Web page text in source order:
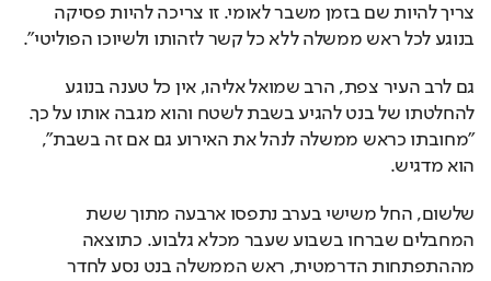
צריך להיות שם בזמן משבר לאומי. זו צריכה להיות פסיקה
בנוגע לכל ראש ממשלה ללא כל קשר לזהותו ולשיוכו הפוליטי".
גם לרב העיר צפת, הרב שמואל אליהו, אין כל טענה בנוגע
להחלטתו של בנט להגיע בשבת לשטח והוא מגבה אותו על כך.
"מחובתו כראש ממשלה לנהל את האירוע גם אם זה בשבת",
הוא מדגיש.
שלשום, החל משישי בערב נתפסו ארבעה מתוך ששת
המחבלים שברחו בשבוע שעבר מכלא גלבוע. כתוצאה
מההתפתחות הדרמטית, ראש הממשלה בנט נסע לחדר